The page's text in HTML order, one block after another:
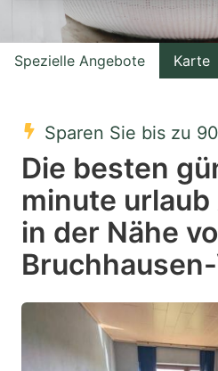
interact
with
the
select
a
date.
Press
the
question
mark
key
to
Spezielle Angebote Karte
Sparen Sie bis zu
Die besten
minute
in der Nähe